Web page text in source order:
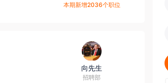
本期新增2036个职位
向先生
招聘部